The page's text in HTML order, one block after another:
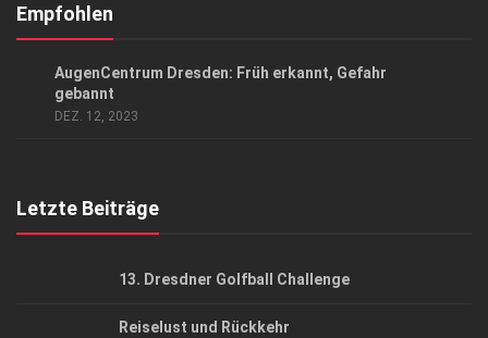
Kontakt, Impressum
Empfohlen
AugenCentrum Dresden: Früh erkannt, Gefahr
gebannt
DEZ. 12, 2023
Letzte Beiträge
13. Dresdner Golfball Challenge
Reiselust und Rückkehr